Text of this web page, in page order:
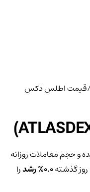
قیمت اطلس دکس
و حجم معاملات روزانه
گذشته0.0% رشدرا